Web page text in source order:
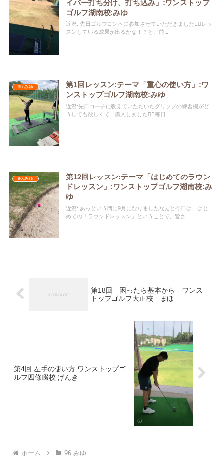
イバー打ち分け、打ち込み」:ワンストップ
ゴルフ湖南校:みゆ
近況: 先日ゴルフコンペに参加させていただきました🏌️‍♀️レッ
スンしている成果が出るかな！？と、前...
96.みゆ
第1回レッスン:テーマ「重心の使い方」:ワ
ンストップゴルフ湖南校:みゆ
近況:先日コーチに教えていただいたグリップの練習機がど
うしても欲しくて、購入しました️🏌️‍♀️毎日...
96.みゆ
第12回レッスン:テーマ「はじめてのラウン
ドレッスン」:ワンストップゴルフ湖南校:み
ゆ
近況: あっという間に9月になりましたなんと今日は、はじ
めての「ラウンドレッスン」ということで、皆さ...
第18回 困ったら基本から ワンス
トップゴルフ大正校 まほ
第4回 左手の使い方 ワンストップゴ
ルフ四條畷校 げんき
ホーム 96.みゆ